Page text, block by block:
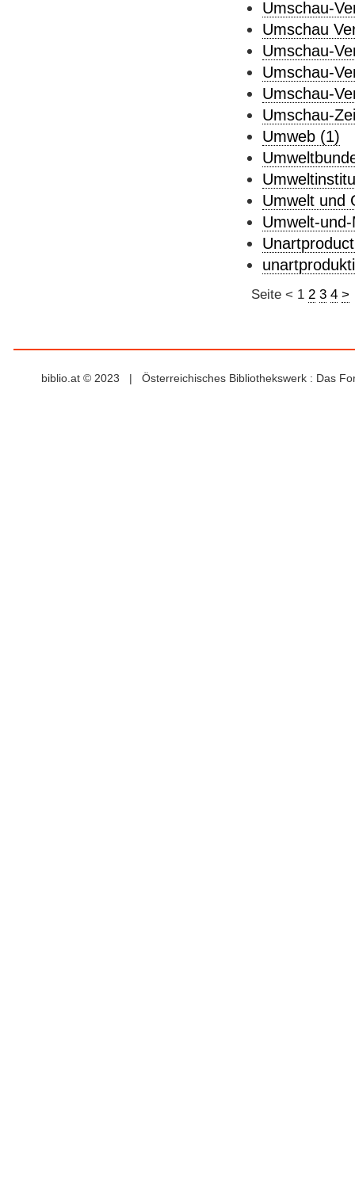
Umschau-
Umschau
Umschau-
Umschau-
Umschau-
Umschau-
Umweb (1)
Umwelt und
Umwelt-
Seite < 1 2 3 4 >
biblio.at © 2023 | Österreichisches Bibliothekswerk : Das